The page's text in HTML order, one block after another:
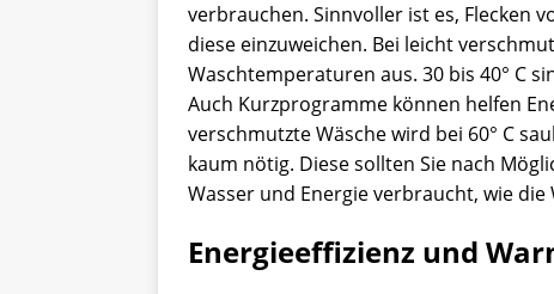
verbrauchen. Sinnvoller ist es, Flecken
diese einzuweichen. Bei leicht
Waschtemperaturen aus. 30 bis 40° C
Auch Kurzprogramme können helfen
verschmutzte Wäsche wird bei 60° C
kaum nötig. Diese sollten Sie nach
Wasser und Energie verbraucht, wie die
Energieeffizienz und